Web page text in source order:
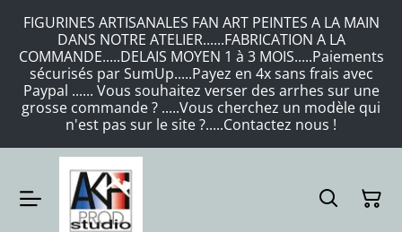
FIGURINES ARTISANALES FAN ART PEINTES A LA MAIN
DANS NOTRE ATELIER......FABRICATION A LA
COMMANDE.....DELAIS MOYEN 1 à 3 MOIS.....Paiements
sécurisés par SumUp.....Payez en 4x sans frais avec
Paypal ...... Vous souhaitez verser des arrhes sur une
grosse commande ? .....Vous cherchez un modèle qui
n'est pas sur le site ?.....Contactez nous !